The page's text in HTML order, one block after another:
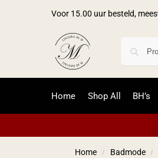
Voor 15.00 uur besteld,
Home Shop All BH’s
Home / Badmode /